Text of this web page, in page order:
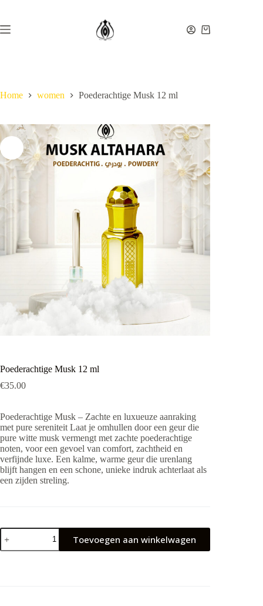
de
inhoud
Winkelwagen
Home women Poederachtige Musk 12 ml
Poederachtige Musk 12 ml
€35.00
Poederachtige Musk – Zachte en luxueuze aanraking
met pure sereniteit Laat je omhullen door een geur die
pure witte musk vermengt met zachte poederachtige
noten, voor een gevoel van comfort, zachtheid en
verfijnde luxe. Een kalme, warme geur die urenlang
blijft hangen en een schone, unieke indruk achterlaat als
een zijden streling.
Poederachtige
Musk
12
Toevoegen aan winkelwagen